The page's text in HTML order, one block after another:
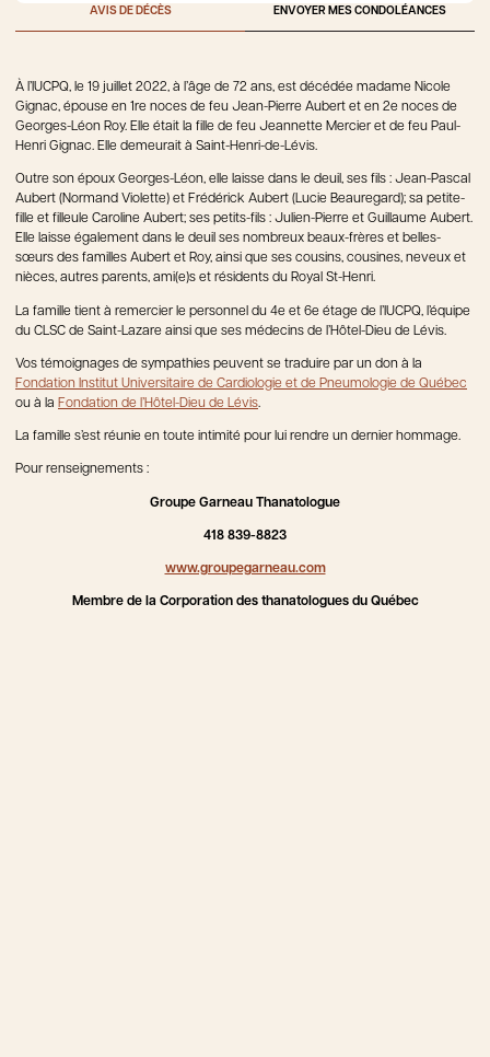
AVIS DE DÉCÈS ENVOYER MES CONDOLÉANCES
À l’IUCPQ, le 19 juillet 2022, à l’âge de 72 ans, est décédée madame Nicole
Gignac, épouse en 1re noces de feu Jean-Pierre Aubert et en 2e noces de
Georges-Léon Roy. Elle était la fille de feu Jeannette Mercier et de feu Paul-
Henri Gignac. Elle demeurait à Saint-Henri-de-Lévis.
Outre son époux Georges-Léon, elle laisse dans le deuil, ses fils : Jean-Pascal
Aubert (Normand Violette) et Frédérick Aubert (Lucie Beauregard); sa petite-
fille et filleule Caroline Aubert; ses petits-fils : Julien-Pierre et Guillaume Aubert.
Elle laisse également dans le deuil ses nombreux beaux-frères et belles-
sœurs des familles Aubert et Roy, ainsi que ses cousins, cousines, neveux et
nièces, autres parents, ami(e)s et résidents du Royal St-Henri.
La famille tient à remercier le personnel du 4e et 6e étage de l’IUCPQ, l’équipe
du CLSC de Saint-Lazare ainsi que ses médecins de l’Hôtel-Dieu de Lévis.
Vos témoignages de sympathies peuvent se traduire par un don à la
Fondation Institut Universitaire de Cardiologie et de Pneumologie de Québec
ou à la Fondation de l’Hôtel-Dieu de Lévis.
La famille s’est réunie en toute intimité pour lui rendre un dernier hommage.
Pour renseignements :
Groupe Garneau Thanatologue
418 839-8823
www.groupegarneau.com
Membre de la Corporation des thanatologues du Québec